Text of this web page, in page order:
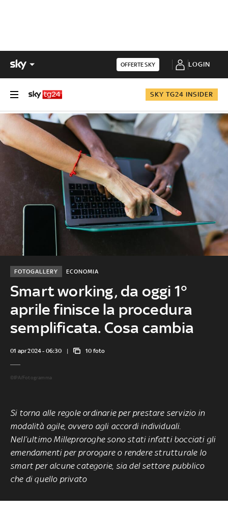
OFFERTE SKY LOGIN
SKY TG24 INSIDER
Smart working, da oggi 1°
aprile finisce la procedura
semplificata. Cosa cambia
ECONOMIA
FOTOGALLERY
01 apr 2024 - 06:30 10 foto
©IPA/Fotogramma
Si torna alle regole ordinarie per prestare servizio in
modalità agile, ovvero agli accordi individuali.
Nell’ultimo Milleproroghe sono stati infatti bocciati gli
emendamenti per prorogare o rendere strutturale lo
smart per alcune categorie, sia del settore pubblico
che di quello privato